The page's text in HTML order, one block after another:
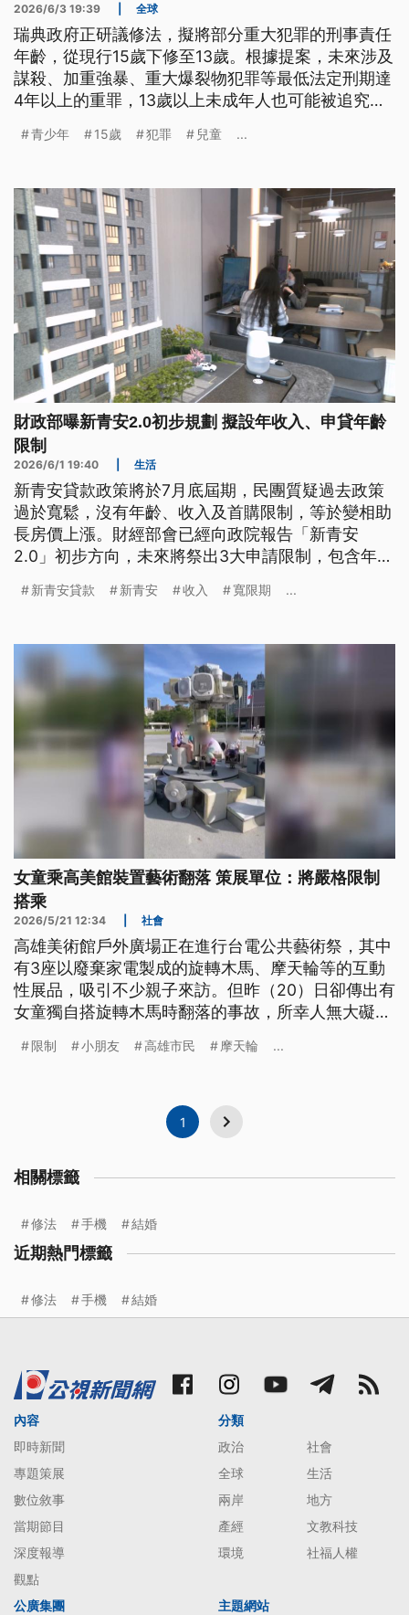
2026/6/3 19:39 全球
瑞典政府正研議修法，擬將部分重大犯罪的刑事責任
年齡，從現行15歲下修至13歲。根據提案，未來涉及
謀殺、加重強暴、重大爆裂物犯罪等最低法定刑期達
4年以上的重罪，13歲以上未成年人也可能被追究刑
若獲通過，最快將於7月實施，並先試行5年。
青少年 15歲 犯罪 兒童 ...
財政部曝新青安2.0初步規劃 擬設年收入、申貸年齡
限制
2026/6/1 19:40 生活
新青安貸款政策將於7月底屆期，民團質疑過去政策
過於寬鬆，沒有年齡、收入及首購限制，等於變相助
長房價上漲。財經部會已經向政院報告「新青安
2.0」初步方向，未來將祭出3大申請限制，包含年收
上者，不能申請新青安2.0，不過還有待行政院最後
新青安貸款 新青安 收入 寬限期 ...
女童乘高美館裝置藝術翻落 策展單位：將嚴格限制
搭乘
2026/5/21 12:34 社會
高雄美術館戶外廣場正在進行台電公共藝術祭，其中
有3座以廢棄家電製成的旋轉木馬、摩天輪等的互動
性展品，吸引不少親子來訪。但昨（20）日卻傳出有
女童獨自搭旋轉木馬時翻落的事故，所幸人無大礙。
術家討論展品是否需調整或加固。
限制 小朋友 高雄市民 摩天輪 ...
1
相關標籤
修法 手機 結婚
近期熱門標籤
修法 手機 結婚
內容
即時新聞
專題策展
數位敘事
當期節目
深度報導
觀點
分類
政治
社會
全球
生活
兩岸
地方
產經
文教科技
環境
社福人權
公廣集團 主題網站